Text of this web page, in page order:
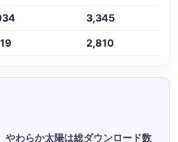
3,345
2,810
わらか太陽は総ダウンロード数